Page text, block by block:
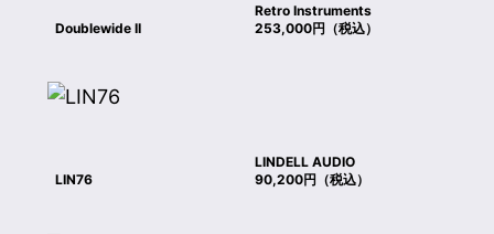
Retro Instruments
Doublewide II
253,000円（税込）
LINDELL AUDIO
LIN76
90,200円（税込）